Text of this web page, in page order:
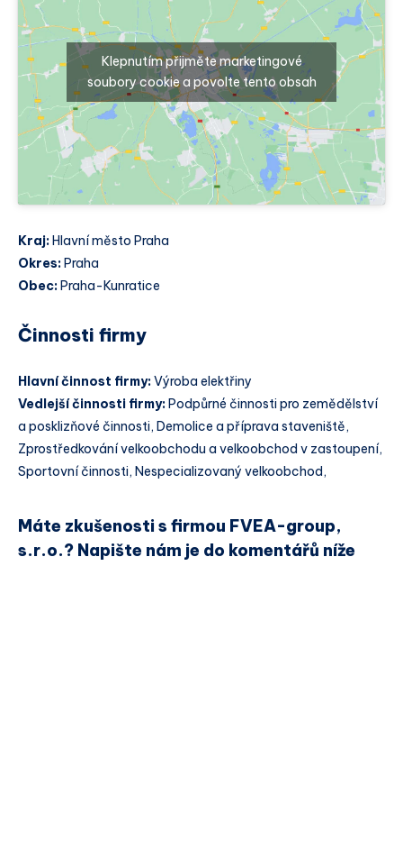
Klepnutím přijměte marketingové
soubory cookie a povolte tento obsah
Kraj: Hlavní město Praha
Okres: Praha
Obec: Praha-Kunratice
Činnosti firmy
Hlavní činnost firmy:Výroba elektřiny
Vedlejší činnosti firmy:Podpůrné činnosti pro zemědělství
a posklizňové činnosti, Demolice a příprava staveniště,
Zprostředkování velkoobchodu a velkoobchod v zastoupení,
Sportovní činnosti, Nespecializovaný velkoobchod,
Máte zkušenosti s firmou FVEA-group,
s.r.o.? Napište nám je do komentářů níže